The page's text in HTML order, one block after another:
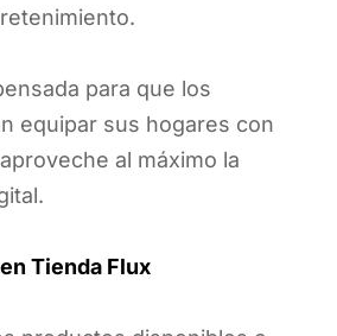
para que los
equipar sus hogares con
al máximo la
Tienda Flux